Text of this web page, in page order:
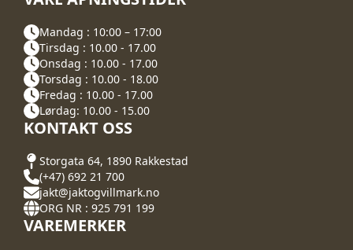
Mandag : 10:00 – 17:00
Tirsdag : 10.00 - 17.00
Onsdag : 10.00 - 17.00
Torsdag : 10.00 - 18.00
Fredag : 10.00 - 17.00
Lørdag: 10.00 - 15.00
KONTAKT OSS
Storgata 64, 1890 Rakkestad
(+47) 692 21 700
jakt@jaktogvillmark.no
ORG NR : 925 791 199
VAREMERKER